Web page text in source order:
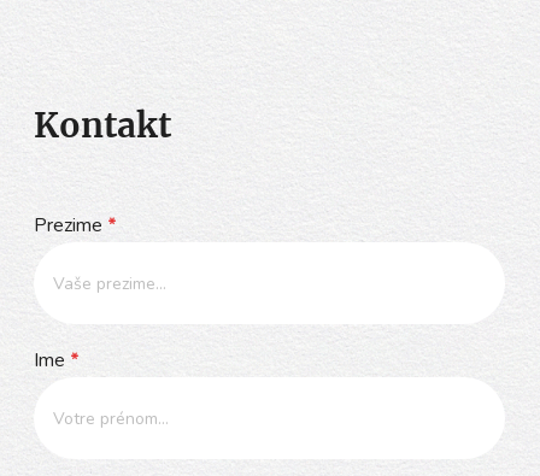
Kontakt
Kontakt
Prezime *
Ime *